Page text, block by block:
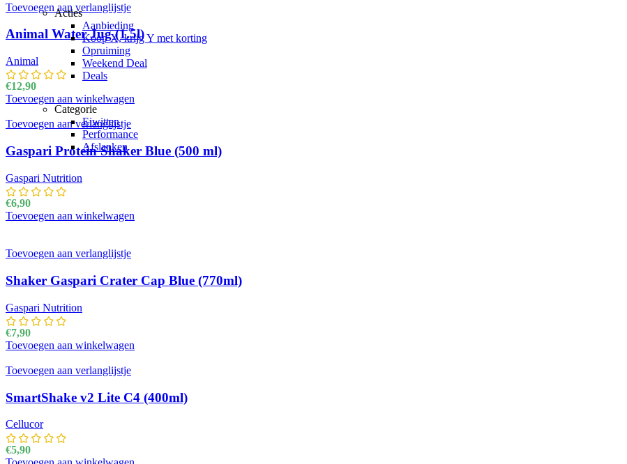
Acties
Aanbieding
Koop X, krijg Y met korting
Opruiming
Weekend Deal
Deals
Categorie
Eiwitten
Performance
Afslanken
Toevoegen aan verlanglijstje
Animal Water Jug (1.5l)
Animal
€12,90
Toevoegen aan winkelwagen
Toevoegen aan verlanglijstje
Gaspari Protein Shaker Blue (500 ml)
Gaspari Nutrition
€6,90
Toevoegen aan winkelwagen
Toevoegen aan verlanglijstje
Shaker Gaspari Crater Cap Blue (770ml)
Gaspari Nutrition
€7,90
Toevoegen aan winkelwagen
Toevoegen aan verlanglijstje
SmartShake v2 Lite C4 (400ml)
Cellucor
€5,90